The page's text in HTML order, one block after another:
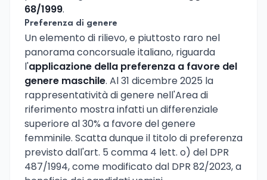
68/1999.
Preferenza di genere
Un elemento di rilievo, e piuttosto raro nel
panorama concorsuale italiano, riguarda
l'applicazione della preferenza a favore del
genere maschile. Al 31 dicembre 2025 la
rappresentatività di genere nell'Area di
riferimento mostra infatti un differenziale
superiore al 30% a favore del genere
femminile. Scatta dunque il titolo di preferenza
previsto dall'art. 5 comma 4 lett. o) del DPR
487/1994, come modificato dal DPR 82/2023, a